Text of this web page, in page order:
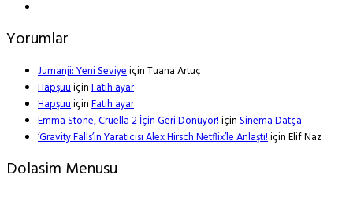
Yorumlar
Jumanji: Yeni SeviyeiçinTuana Artuç
HapşuuiçinFatih ayar
HapşuuiçinFatih ayar
Emma Stone, Cruella 2 İçin Geri Dönüyor!içinSinema Datça
‘Gravity Falls’ın Yaratıcısı Alex Hirsch Netflix’le Anlaştı!içinElif Naz
Dolasim Menusu